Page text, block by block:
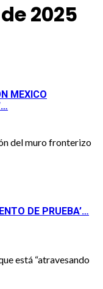
2025
MEXICO
del muro fronterizo
DE PRUEBA’…
está “atravesando